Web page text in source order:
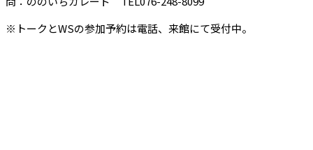
※トークとWSの参加予約は電話、来館にて受付中。